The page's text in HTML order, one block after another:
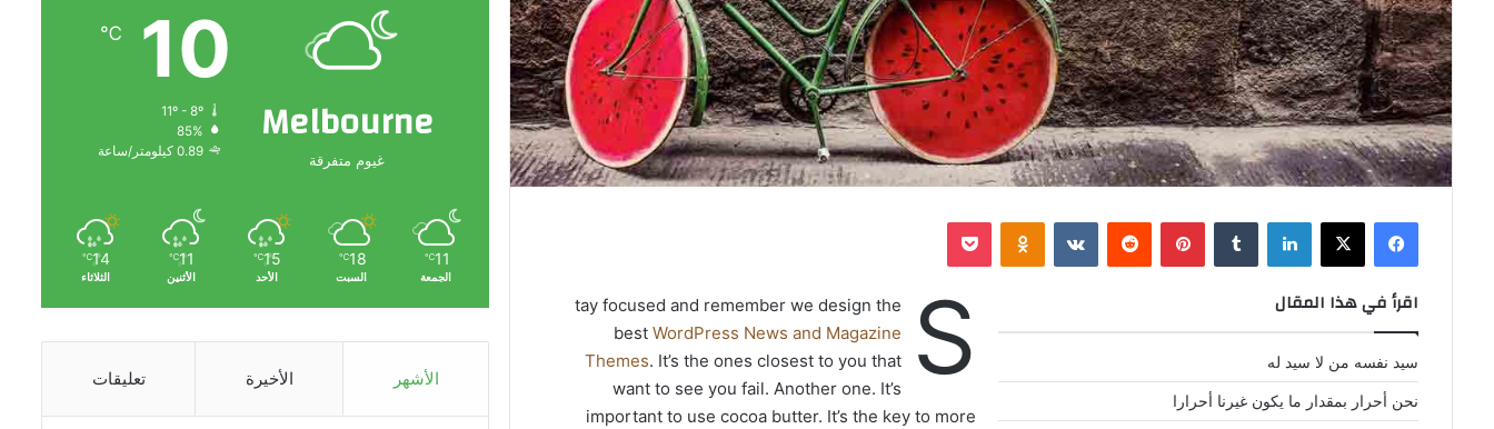
فيسبوك لينكدإن بينتيريست
اقرأ في هذا المقال
سيد نفسه من لا سيد له
نحن أحرار بمقدار ما يكون غيرنا أحرارا
S
tay focused and remember we design the
bestWordPress News and Magazine
Themes. It’s the ones closest to you that
want to see you fail. Another one. It’s
important to use cocoa butter. It’s the key to more
Melbourne
غيوم متفرقة
10
℃
11º - 8º
85%
0.89 كيلومتر/ساعة
11
℃
الجمعة
18
℃
السبت
15
℃
الأحد
11
℃
الأثنين
14
℃
الثلاثاء
الأشهر الأخيرة تعليقات